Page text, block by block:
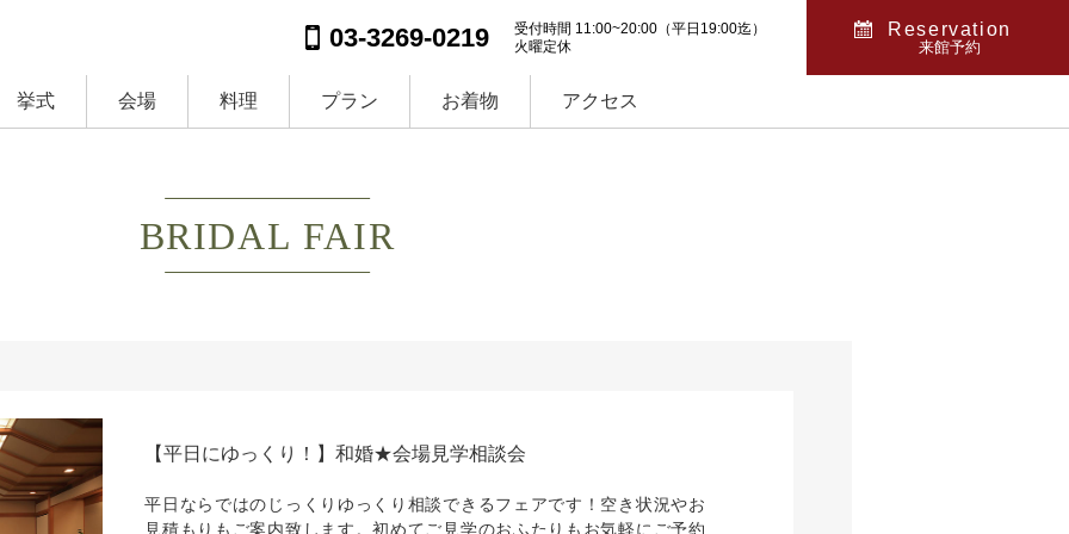
03-3269-0219
受付時間 11:00~20:00（平日19:00迄）
火曜定休
Reservation
来館予約
挙式 会場 料理 プラン お着物 アクセス
BRIDAL FAIR
【平日にゆっくり！】和婚★会場見学相談会
平日ならではのじっくりゆっくり相談できるフェアです！空き状況やお
見積もりもご案内致します。初めてご見学のおふたりもお気軽にご予約